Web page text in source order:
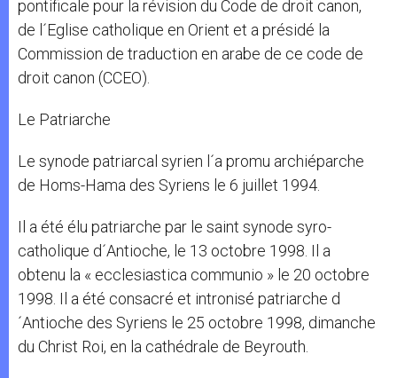
pontificale pour la révision du Code de droit canon,
de l´Eglise catholique en Orient et a présidé la
Commission de traduction en arabe de ce code de
droit canon (CCEO).
Le Patriarche
Le synode patriarcal syrien l´a promu archiéparche
de Homs-Hama des Syriens le 6 juillet 1994.
Il a été élu patriarche par le saint synode syro-
catholique d´Antioche, le 13 octobre 1998. Il a
obtenu la « ecclesiastica communio » le 20 octobre
1998. Il a été consacré et intronisé patriarche d
´Antioche des Syriens le 25 octobre 1998, dimanche
du Christ Roi, en la cathédrale de Beyrouth.